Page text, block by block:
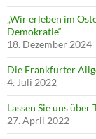
„Wir erleben im
Demokratie“
18. Dezember 2024
Die Frankfurter
4. Juli 2022
Lassen Sie uns über
27. April 2022